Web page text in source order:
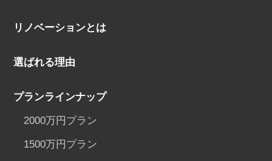
リノベーションとは
選ばれる理由
プランラインナップ
2000万円プラン
1500万円プラン